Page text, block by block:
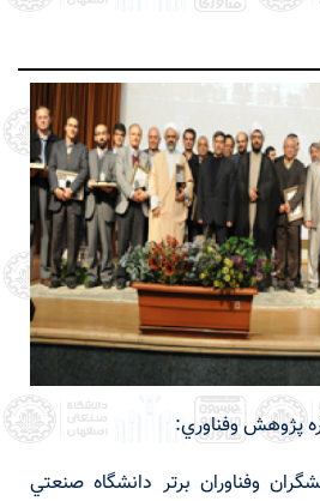
پژوهش وفناوري:
وفناوران برتر دانشگاه صنعتي